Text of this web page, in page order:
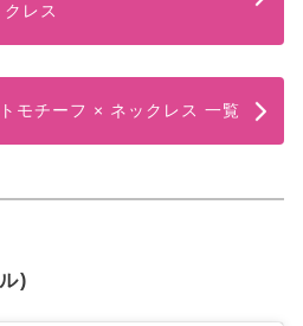
クレス
モチーフ × ネックレス 一覧
)